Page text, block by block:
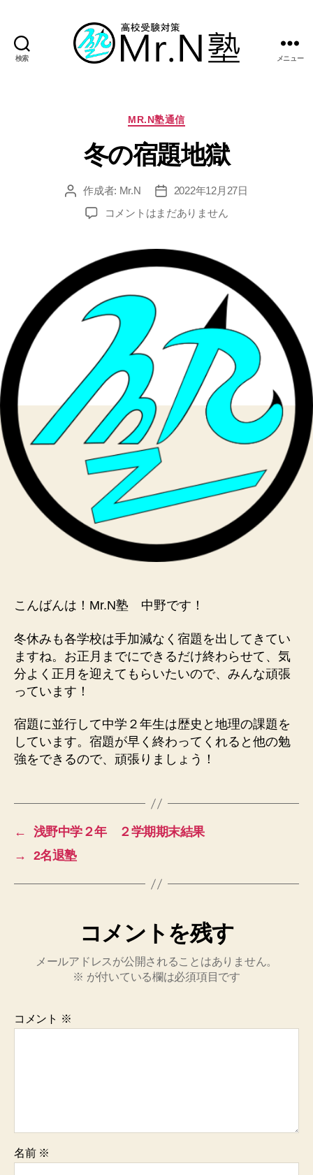
検索 メニュー
カ
ゴ
リ
MR.N塾通信
冬の宿題地獄
投 作成者: Mr.N
投
稿
2022年12月27日
冬
題
地
へ
の
コメントはまだありません
こんばんは！Mr.N塾 中野です！
冬休みも各学校は手加減なく宿題を出してきてい
ますね。お正月までにできるだけ終わらせて、気
分よく正月を迎えてもらいたいので、みんな頑張
っています！
宿題に並行して中学２年生は歴史と地理の課題を
しています。宿題が早く終わってくれると他の勉
強をできるので、頑張りましょう！
←
浅野中学２年 ２学期期末結果
→
2名退塾
コメントを残す
メールアドレスが公開されることはありません。
※ が付いている欄は必須項目です
コメント ※
名前 ※